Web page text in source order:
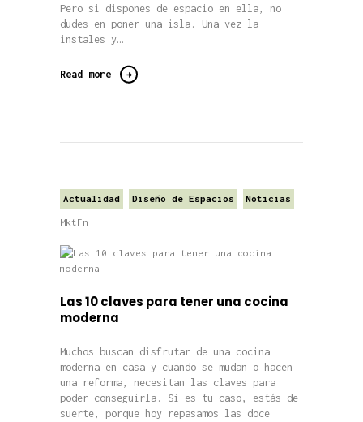
Pero si dispones de espacio en ella, no
dudes en poner una isla. Una vez la
instales y…
Read more
Actualidad Diseño de Espacios Noticias
MktFn
Las 10 claves para tener una cocina
moderna
Muchos buscan disfrutar de una cocina
moderna en casa y cuando se mudan o hacen
una reforma, necesitan las claves para
poder conseguirla. Si es tu caso, estás de
suerte, porque hoy repasamos las doce